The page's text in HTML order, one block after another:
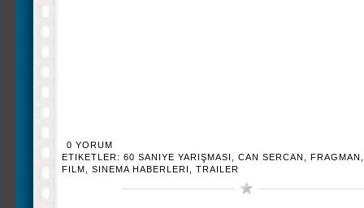
0 YORUM
ETIKETLER: 60 SANIYE YARIŞMASI CAN SERCAN FRAGMAN
FILM
SINEMA HABERLERI TRAILER